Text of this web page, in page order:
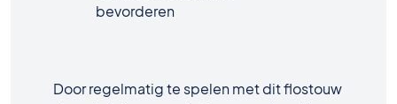
bevorderen
Door regelmatig te spelen met dit flostouw